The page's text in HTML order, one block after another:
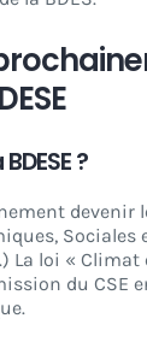
?
devenir
Sociales
La loi « Climat
du CSE